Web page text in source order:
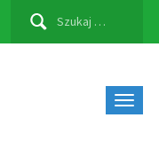
Szukaj: